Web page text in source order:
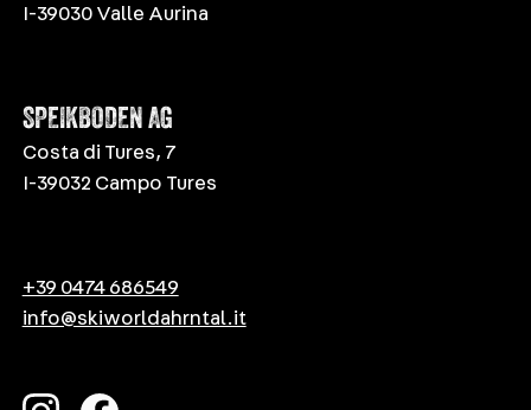
I-39030 Valle Aurina
SPEIKBODEN AG
Costa di Tures, 7
I-39032 Campo Tures
+39 0474 686549
info@skiworldahrntal.it